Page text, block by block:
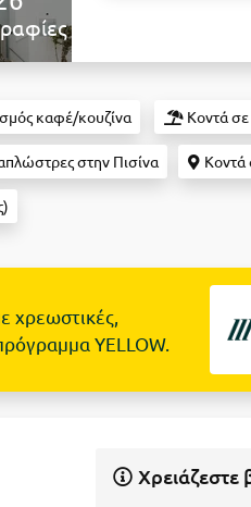
καφέ/κουζίνα Κοντά
στην Πισίνα Κοντά
χρεωστικές,
YELLOW.
Χρειάζεστε